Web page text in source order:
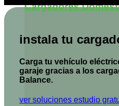
Cargadores
instala tu
Carga tu vehículo
garaje gracias a los
Balance.
ver soluciones estudio